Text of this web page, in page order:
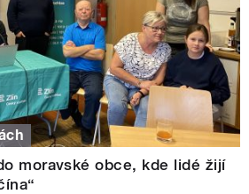
moravské obce, kde lidé žijí